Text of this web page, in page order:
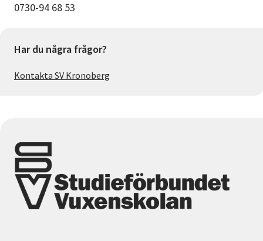
0730-94 68 53
Har du några frågor?
Kontakta SV Kronoberg